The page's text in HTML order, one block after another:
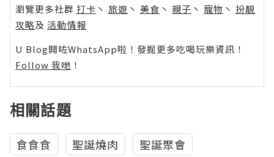
瀏覽更多社群 打卡 丶 旅遊 丶 美食 丶 親子 丶 寵物 丶 扮靚
攻略及 活動情報
U Blog開咗WhatsApp啦！發掘更多吃喝玩樂資訊！
Follow 我哋 ！
相關話題
食食食 聖誕燒肉
聖誕聚會